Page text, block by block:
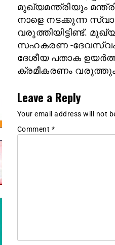
മുഖ്യമന്ത്രിയും
നാളെ നടക്കുന്ന
വരുത്തിയിട്ടിണ്ട്.
സഹകരണ -ദേവസ്വം
ദേശീയ പതാക
ക്രമീകരണം
Leave a Reply
Your email address will not
Comment *